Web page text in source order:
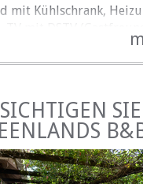
mit Kühlschrank,
und einem
ausgestattet.
vernünftigen Preis
Verbindung pro
SIE